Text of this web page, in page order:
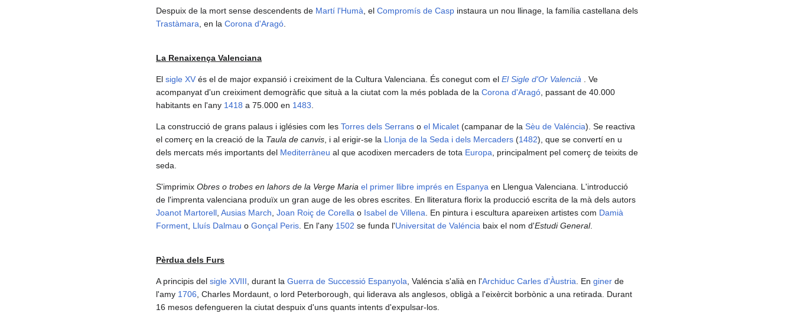
Despuix de la mort sense descendents de Martí l'Humà , el Compromís de Casp instaura un nou llinage, la família castellana dels
Trastàmara , en la Corona d'Aragó
La Renaixença Valenciana
El sigle XV és el de major expansió i creiximent de la Cultura Valenciana. És conegut com el El Sigle d'Or Valencià
. Ve
acompanyat d'un creiximent demogràfic que situà a la ciutat com la més poblada de la Corona d'Aragó , passant de 40.000
habitants en l'any 1418 a 75.000 en 1483
La construcció de grans palaus i iglésies com les Torres dels Serrans o el Micalet (campanar de la Sèu de Valéncia). Se reactiva
el comerç en la creació de la Taula de canvis , i al erigir-se la Llonja de la Seda i dels Mercaders (1482), que se convertí en u
dels mercats més importants del Mediterràneu al que acodixen mercaders de tota Europa , principalment pel comerç de teixits de
seda.
S'imprimix Obres o trobes en lahors de la Verge Maria el primer llibre imprés en Espanya en Llengua Valenciana. L'introducció
de l'imprenta valenciana produïx un gran auge de les obres escrites. En lliteratura florix la producció escrita de la mà dels autors
Joanot Martorell Ausias March Joan Roiç de Corella o Isabel de Villena . En pintura i escultura apareixen artistes com Damià
Forment Lluís Dalmau o Gonçal Peris . En l'any 1502 se funda l'Universitat de Valéncia baix el nom d'Estudi General.
Pèrdua dels Furs
A principis del sigle XVIII , durant la Guerra de Successió Espanyola , Valéncia s'alià en l'Archiduc Carles d'Àustria . En giner de
l'amy 1706 , Charles Mordaunt, o lord Peterborough, qui liderava als anglesos, obligà a l'eixèrcit borbònic a una retirada. Durant
16 mesos defengueren la ciutat despuix d'uns quants intents d'expulsar-los.